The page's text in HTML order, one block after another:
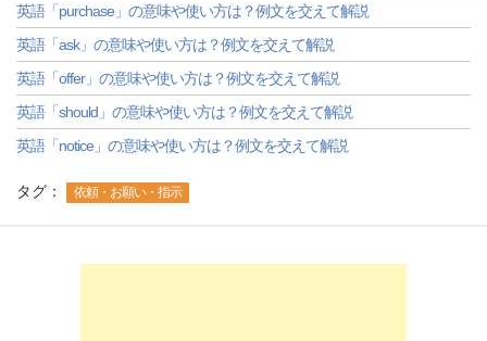
英語「purchase」の意味や使い方は？例文を交えて解説
英語「ask」の意味や使い方は？例文を交えて解説
英語「offer」の意味や使い方は？例文を交えて解説
英語「should」の意味や使い方は？例文を交えて解説
英語「notice」の意味や使い方は？例文を交えて解説
タグ： 依頼・お願い・指示